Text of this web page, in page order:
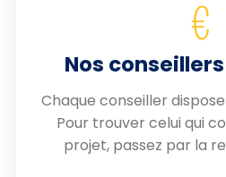
€
Nos
Chaque conseiller
Pour trouver celui qui
projet, passez par la